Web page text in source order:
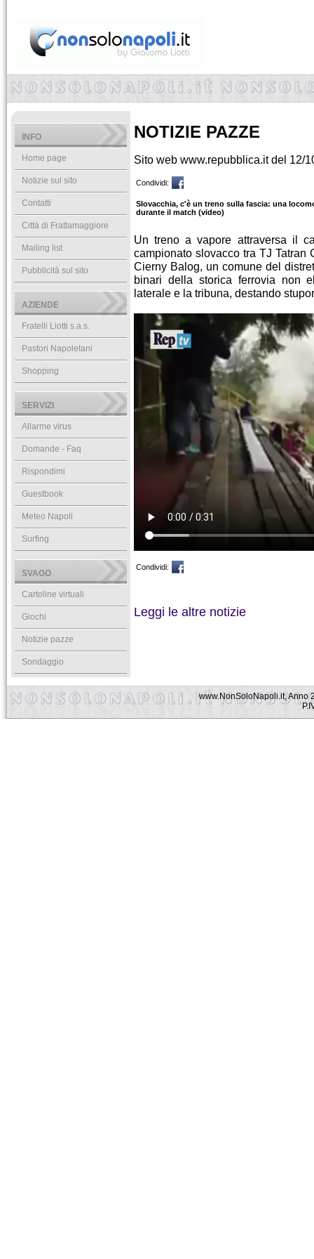
INFO
Home page
Notizie sul sito
Contatti
Città di Frattamaggiore
Mailing list
Pubblicità sul sito
AZIENDE
Fratelli Liotti s.a.s.
Pastori Napoletani
Shopping
SERVIZI
Allarme virus
Domande - Faq
Rispondimi
Guestbook
Meteo Napoli
Surfing
SVAGO
Cartoline virtuali
Giochi
Notizie pazze
Sondaggio
NOTIZIE PAZZE
Sito web www.repubblica.it del 12/
Condividi:
Slovacchia, c'è un treno sulla fascia: una
durante il match (video)
Un treno a vapore attraversa il
campionato slovacco tra TJ
Cierny Balog, un comune del
binari della storica ferrovia non
laterale e la tribuna, destando
Condividi:
Leggi le altre notizie
www.NonSoloNapoli.it, Anno